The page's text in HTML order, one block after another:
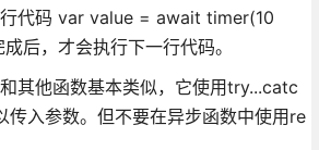
代码 var value = await timer(10
后，才会执行下一行代码。
其他函数基本类似，它使用try...catc
传入参数。但不要在异步函数中使用re